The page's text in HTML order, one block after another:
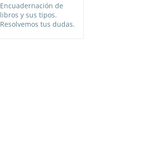
Encuadernación de
libros y sus tipos.
Resolvemos tus dudas.